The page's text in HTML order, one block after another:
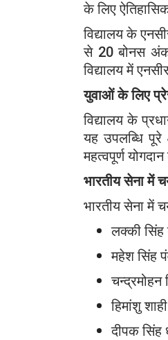
के लिए
विद्यालय के
से 20 बोनस अंक
विद्यालय में
युवाओं के लिए
विद्यालय के
यह उपलब्धि पूरे
महत्वपूर्ण
भारतीय सेना में
भारतीय सेना में
लक्की सिंह
महेश सिंह
चन्द्रमोहन
हिमांशु शाही
दीपक सिंह